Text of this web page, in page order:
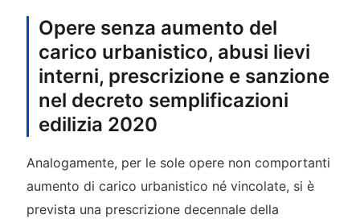
Opere senza aumento del
carico urbanistico, abusi lievi
interni, prescrizione e sanzione
nel decreto semplificazioni
edilizia 2020
Analogamente, per le sole opere non comportanti
aumento di carico urbanistico né vincolate, si è
prevista una prescrizione decennale della